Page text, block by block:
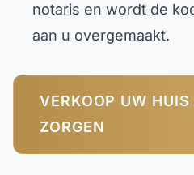
notaris en wordt de
aan u overgemaakt.
VERKOOP UW HUIS
ZORGEN